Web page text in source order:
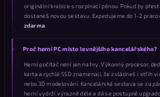
originální krabice s rozpínací pěnou. Pokud by
dostaneš novou sestavu. Expedujeme do 1-2
zdarma
Proč herní PC místo levnějšího kancelářského?
Herní počítač není jen na hry. Výkonný procesor,
karta a rychlé SSD znamenají, že zvládneš i střih
nebo 3D modelování. Kancelářská sestava se za
herní vydrží výrazně déle a dá se postupně